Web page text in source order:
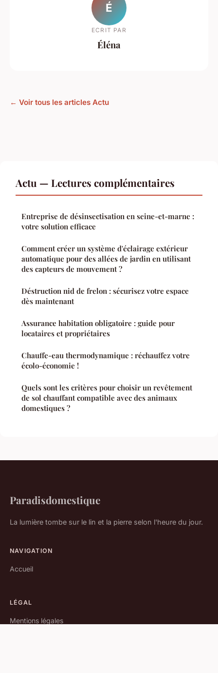
É
ECRIT PAR
Éléna
← Voir tous les articles Actu
Actu — Lectures complémentaires
Entreprise de désinsectisation en seine-et-marne :
votre solution efficace
Comment créer un système d'éclairage extérieur
automatique pour des allées de jardin en utilisant
des capteurs de mouvement ?
Déstruction nid de frelon : sécurisez votre espace
dès maintenant
Assurance habitation obligatoire : guide pour
locataires et propriétaires
Chauffe-eau thermodynamique : réchauffez votre
écolo-économie !
Quels sont les critères pour choisir un revêtement
de sol chauffant compatible avec des animaux
domestiques ?
Paradisdomestique
La lumière tombe sur le lin et la pierre selon l'heure du jour.
NAVIGATION
Accueil
LÉGAL
Mentions légales